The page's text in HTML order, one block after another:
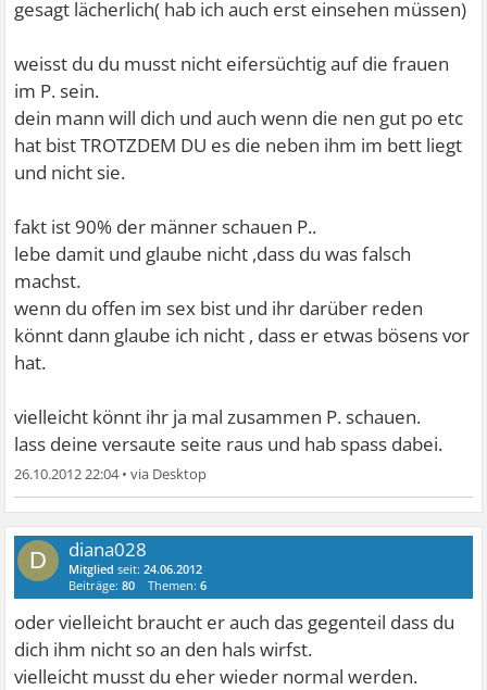
gesagt lächerlich( hab ich auch erst einsehen müssen)
weisst du du musst nicht eifersüchtig auf die frauen
im P. sein.
dein mann will dich und auch wenn die nen gut po etc
hat bist TROTZDEM DU es die neben ihm im bett liegt
und nicht sie.
fakt ist 90% der männer schauen P..
lebe damit und glaube nicht ,dass du was falsch
machst.
wenn du offen im sex bist und ihr darüber reden
könnt dann glaube ich nicht , dass er etwas bösens vor
hat.
vielleicht könnt ihr ja mal zusammen P. schauen.
lass deine versaute seite raus und hab spass dabei.
26.10.2012 22:04•
D diana028
Mitglied seit:24.06.2012
Beiträge:80 Themen:6
oder vielleicht braucht er auch das gegenteil dass du
dich ihm nicht so an den hals wirfst.
vielleicht musst du eher wieder normal werden.